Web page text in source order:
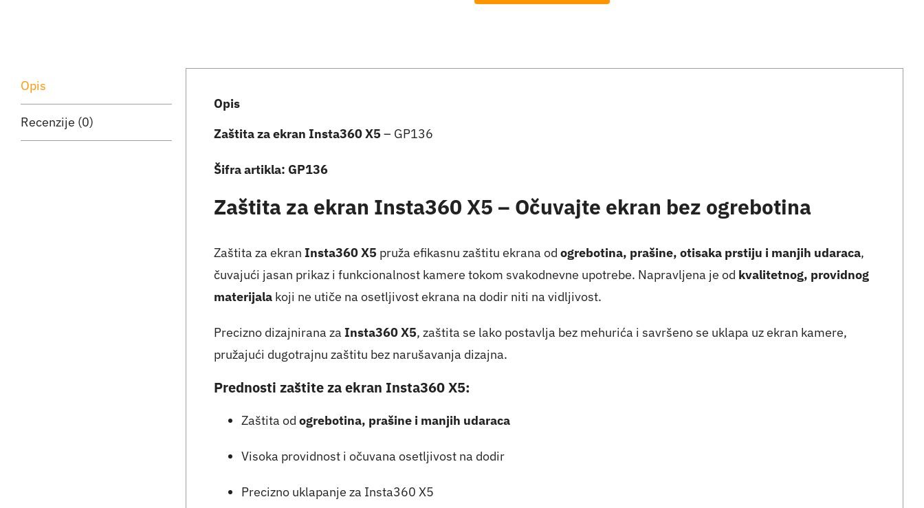
Opis
Recenzije (0)
Opis
Zaštita za ekran Insta360 X5– GP136
Šifra artikla: GP136
Zaštita za ekran Insta360 X5 – Očuvajte ekran bez ogrebotina
Zaštita za ekran Insta360 X5 pruža efikasnu zaštitu ekrana od ogrebotina, prašine, otisaka prstiju i manjih udaraca,
čuvajući jasan prikaz i funkcionalnost kamere tokom svakodnevne upotrebe. Napravljena je od kvalitetnog, providnog
materijala koji ne utiče na osetljivost ekrana na dodir niti na vidljivost.
Precizno dizajnirana za Insta360 X5, zaštita se lako postavlja bez mehurića i savršeno se uklapa uz ekran kamere,
pružajući dugotrajnu zaštitu bez narušavanja dizajna.
Prednosti zaštite za ekran Insta360 X5:
Zaštita od ogrebotina, prašine i manjih udaraca
Visoka providnost i očuvana osetljivost na dodir
Precizno uklapanje za Insta360 X5